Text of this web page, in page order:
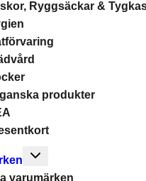
Ryggsäckar &
produkter
Toggle
varumärken